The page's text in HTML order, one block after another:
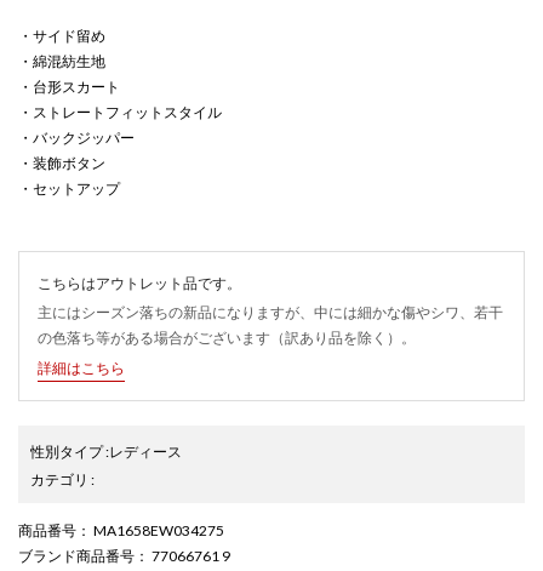
・サイド留め
・綿混紡生地
・台形スカート
・ストレートフィットスタイル
・バックジッパー
・装飾ボタン
・セットアップ
こちらはアウトレット品です。
主にはシーズン落ちの新品になりますが、中には細かな傷やシワ、若干
の色落ち等がある場合がございます（訳あり品を除く）。
詳細はこちら
性別タイプ:レディース
カテゴリ :
商品番号 ： MA1658EW034275
ブランド商品番号 ： 77066761 9